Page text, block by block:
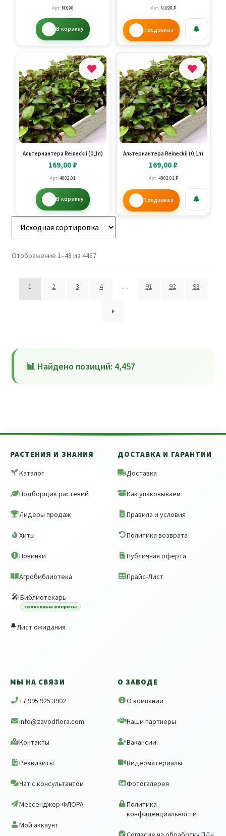
Арт: N.698
В корзину
Арт: N.698.P
Предзаказ 🔔
Альтернантера Reineckii (0,1л)
169,00 ₽
Арт:4802.01
В корзину
Альтернантера Reineckii (0,1л)
169,00 ₽
Арт:4802.01.P
Предзаказ 🔔
Отображение 1–48 из 4457
1 2 3 4 … 91 92 93
📊 Найдено позиций: 4,457
РАСТЕНИЯ И ЗНАНИЯ
Каталог
Подборщик растений
Лидеры продаж
Хиты
Новинки
Агробиблиотека
🎤Библиотекарь
голосовые вопросы
🔔Лист ожидания
ДОСТАВКА И ГАРАНТИИ
Доставка
Как упаковываем
Правила и условия
Политика возврата
Публичная оферта
Прайс-Лист
МЫ НА СВЯЗИ
+7 995 925 3902
info@zavodflora.com
Контакты
Реквизиты
Чат с консультантом
Мессенджер ФЛОРА
Мой аккаунт
О ЗАВОДЕ
О компании
Наши партнеры
Вакансии
Видеоматериалы
Фотогалерея
Политика
конфиденциальности